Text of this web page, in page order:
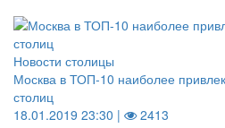
Новости столицы
Москва в ТОП-10 наиболее
столиц
18.01.2019 23:30 |
2413